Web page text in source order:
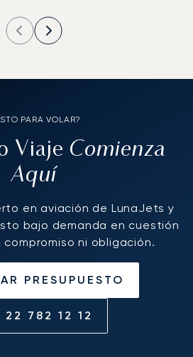
PARA VOLAR?
Viaje Comienza
Aquí
en aviación de LunaJets y
bajo demanda en cuestión
compromiso ni obligación.
PRESUPUESTO
22 782 12 12